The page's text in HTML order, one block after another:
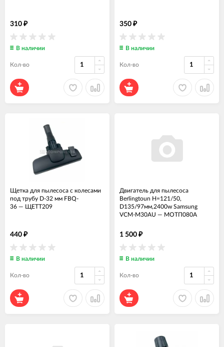
310 ₽
В наличии
Кол-во
350 ₽
В наличии
Кол-во
Щетка для пылесоса с колесами
под трубу D-32 мм FBQ-
36 — ЩЕТТ209
440 ₽
В наличии
Кол-во
Двигатель для пылесоса
Berlingtoun H=121/50,
D135/97мм,2400w Samsung
VCM-M30AU — МОТП080А
1 500 ₽
В наличии
Кол-во